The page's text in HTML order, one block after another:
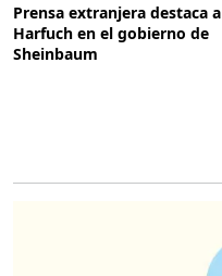
Prensa extranjera destaca a
Harfuch en el gobierno de
Sheinbaum